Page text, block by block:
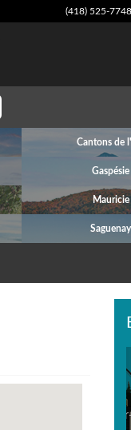
(418) 525-7748
Cantons de
Gaspésie
Mauricie
Saguenay